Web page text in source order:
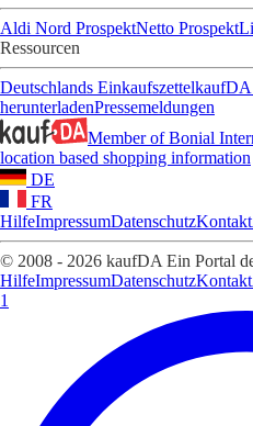
Aldi Nord ProspektNetto Prospekt
Ressourcen
Deutschlands EinkaufszettelkaufDA
herunterladenPressemeldungen
Member of Bonial
location based shopping information
DE
FR
HilfeImpressumDatenschutzKontakt
© 2008 - 2026 kaufDA Ein Portal
HilfeImpressumDatenschutzKontakt
1